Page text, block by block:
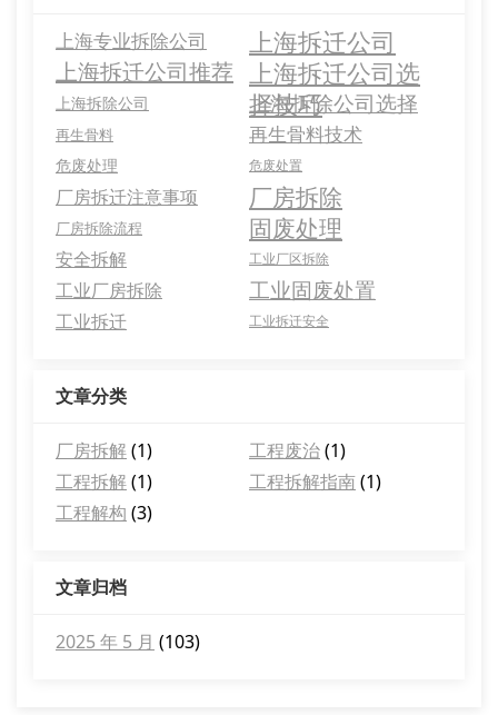
上海专业拆除公司 上海拆迁公司
上海拆迁公司推荐 上海拆迁公司选
择技巧
上海拆除公司 上海拆除公司选择
再生骨料 再生骨料技术
危废处理 危废处置
厂房拆迁注意事项 厂房拆除
厂房拆除流程 固废处理
安全拆解 工业厂区拆除
工业厂房拆除 工业固废处置
工业拆迁 工业拆迁安全
文章分类
厂房拆解(1) 工程废治(1)
工程拆解(1) 工程拆解指南(1)
工程解构 (3)
文章归档
2025 年 5 月 (103)